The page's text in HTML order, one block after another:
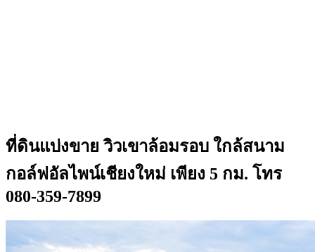
ที่ดินแบ่งขาย วิวเขาล้อมรอบ ใกล้สนาม
กอล์ฟอัลไพน์เชียงใหม่ เพียง 5 กม. โทร
080-359-7899